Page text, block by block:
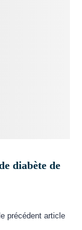
diabète de
précédent article